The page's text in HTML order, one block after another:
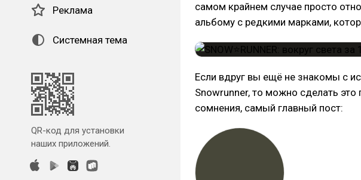
Реклама
Системная тема
QR-код для установки
наших приложений.
самом крайнем случае просто
альбому с редкими марками,
Если вдруг вы ещё не знакомы с
Snowrunner, то можно сделать это
сомнения, самый главный пост: